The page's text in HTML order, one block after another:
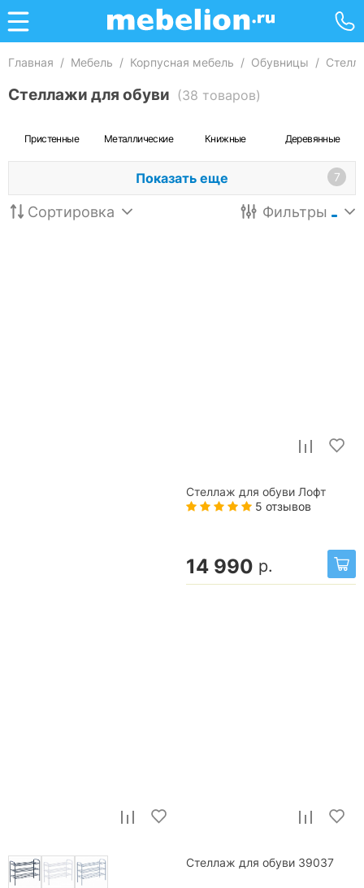
Главная / Мебель / Корпусная мебель / Обувницы /
Стеллажи для обуви (38 товаров)
Пристенные Металлические Книжные Деревянные
Показать еще 7
Сортировка Фильтры
Стеллаж для обуви Лофт
5 отзывов
14 990 р.
Стеллаж для обуви 39037